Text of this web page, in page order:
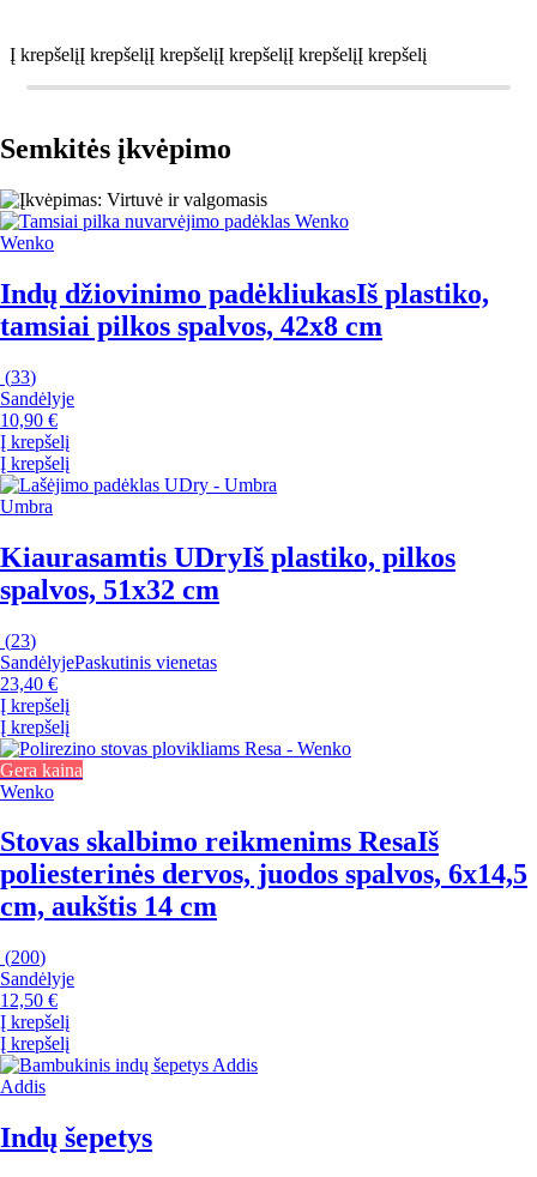
Į krepšelįĮ krepšelįĮ krepšelįĮ krepšelįĮ krepšelįĮ krepšelį
Semkitės įkvėpimo
Wenko
Indų džiovinimo padėkliukasIš plastiko,
tamsiai pilkos spalvos, 42x8 cm
(33)
Sandėlyje
10,90 €
Į krepšelį
Į krepšelį
Umbra
Kiaurasamtis UDryIš plastiko, pilkos
spalvos, 51x32 cm
(23)
SandėlyjePaskutinis vienetas
23,40 €
Į krepšelį
Į krepšelį
Gera kaina
Wenko
Stovas skalbimo reikmenims ResaIš
poliesterinės dervos, juodos spalvos, 6x14,5
cm, aukštis 14 cm
(200)
Sandėlyje
12,50 €
Į krepšelį
Į krepšelį
Addis
Indų šepetys